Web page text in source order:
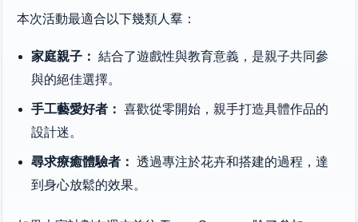
本次活動最適合以下幾類人羣：
家庭親子： 結合了遊戲性與教育意義，是親子共同參
與的絕佳選擇。
手工藝愛好者： 喜歡從零開始，親手打造具體作品的
設計迷。
尋求療癒體驗者： 透過專注於花卉和搭建的過程，達
到身心放鬆的效果。